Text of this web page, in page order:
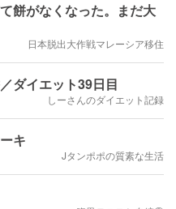
餅がなくなった。まだ大
日本脱出大作戦マレーシア移住
ダイエット39日目
しーさんのダイエット記録
キ
Jタンポポの質素な生活